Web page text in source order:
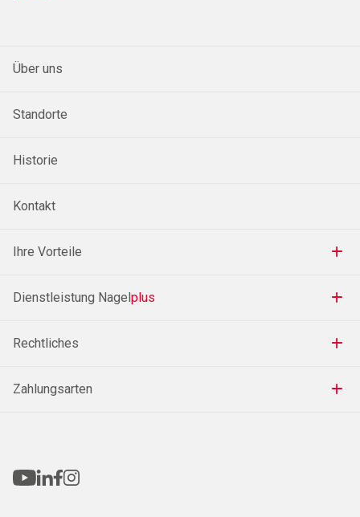
Über uns
Standorte
Historie
Kontakt
Ihre Vorteile
Dienstleistung Nagelplus
Rechtliches
Zahlungsarten